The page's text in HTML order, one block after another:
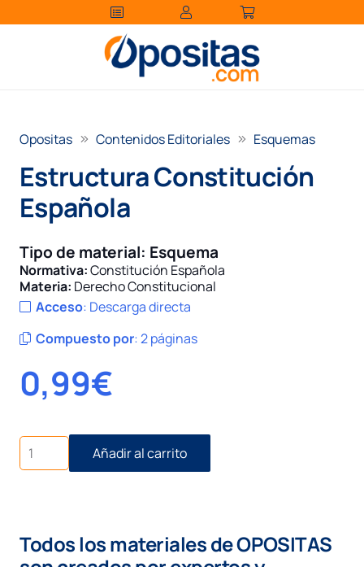
Opositas Contenidos Editoriales Esquemas
Estructura Constitución
Española
Tipo de material: Esquema
Normativa:Constitución Española
Materia: Derecho Constitucional
Acceso: Descarga directa
Compuesto por:2 páginas
0,99€
Estructura
Constitución
Española
Añadir al carrito
Todos los materiales de OPOSITAS